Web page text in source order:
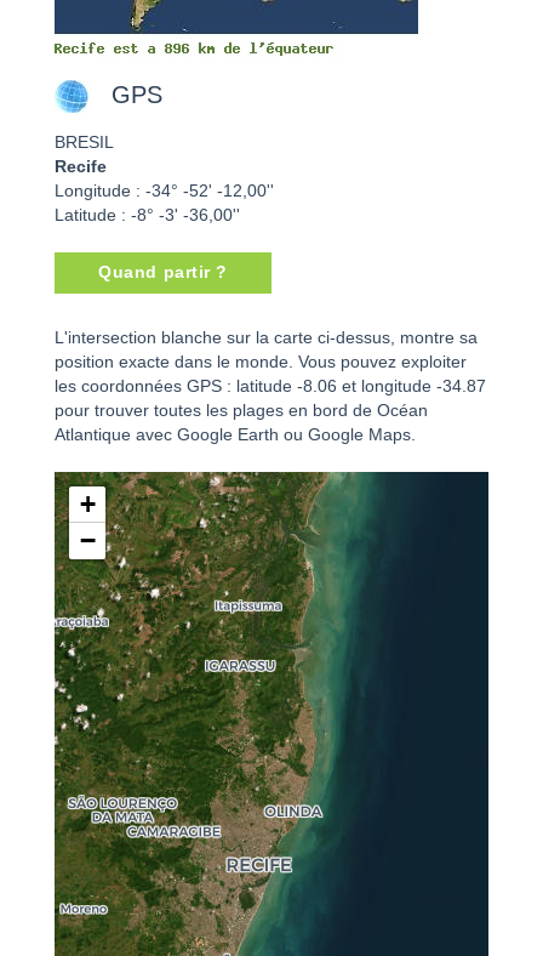
GPS
BRESIL
Recife
Longitude : -34° -52' -12,00''
Latitude : -8° -3' -36,00''
Quand partir ?
L'intersection blanche sur la carte ci-dessus, montre sa
position exacte dans le monde. Vous pouvez exploiter
les coordonnées GPS : latitude -8.06 et longitude -34.87
pour trouver toutes les plages en bord de Océan
Atlantique avec Google Earth ou Google Maps.
+
−